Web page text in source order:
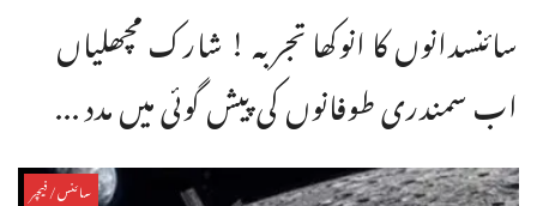
سائنسدانوں کا انوکھا تجربہ ! شارک مچھلیاں
اب سمندری طوفانوں کی پیش گوئی میں مدد ...
سائنس/فیچر